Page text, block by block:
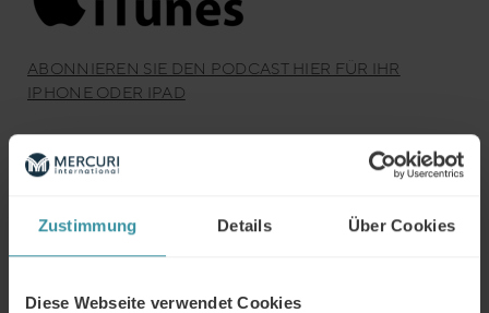
Zustimmung Details Über Cookies
Diese Webseite verwendet Cookies
ABONNIEREN SIE DEN PODCAST HIER FÜR IHR
IPHONE ODER IPAD
ABONNIEREN SIE DEN PODCAST HIER FÜR IHRE
ANDROID GERÄTE